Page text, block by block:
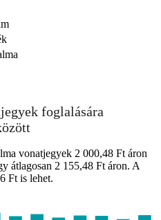
foglalására
vonatjegyek 2 000,48 Ft áron
átlagosan 2 155,48 Ft áron. A
Ft is lehet.